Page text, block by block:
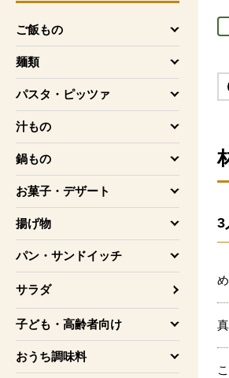
ご飯もの
を開く
麺類
を開く
パスタ・ピッツァ
を開く
汁もの
を開く
鍋もの
を開く
お菓子・デザート
を開く
揚げ物
を開く
パン・サンドイッチ
を開く
サラダ
子ども・高齢者向け
を開く
おうち調味料
を開く
3